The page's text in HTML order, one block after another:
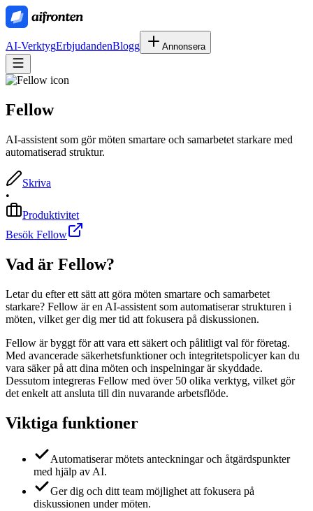
AI-VerktygErbjudandenBlogg Annonsera
Fellow
AI-assistent som gör möten smartare och samarbetet starkare med
automatiserad struktur.
Skriva
•
Produktivitet
Besök Fellow
Vad är Fellow?
Letar du efter ett sätt att göra möten smartare och samarbetet
starkare? Fellow är en AI-assistent som automatiserar strukturen i
möten, vilket ger dig mer tid att fokusera på diskussionen.
Fellow är byggt för att vara ett säkert och pålitligt val för företag.
Med avancerade säkerhetsfunktioner och integritetspolicyer kan du
vara säker på att dina möten och inspelningar är skyddade.
Dessutom integreras Fellow med över 50 olika verktyg, vilket gör
det enkelt att ansluta till din nuvarande arbetsflöde.
Viktiga funktioner
Automatiserar mötets anteckningar och åtgärdspunkter
med hjälp av AI.
Ger dig och ditt team möjlighet att fokusera på
diskussionen under möten.